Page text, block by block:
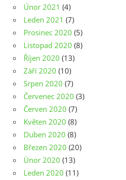
Únor 2021 (4)
Leden 2021 (7)
Prosinec 2020 (5)
Listopad 2020 (8)
Říjen 2020 (13)
Září 2020 (10)
Srpen 2020 (7)
Červenec 2020 (3)
Červen 2020 (7)
Květen 2020 (8)
Duben 2020 (8)
Březen 2020 (20)
Únor 2020 (13)
Leden 2020 (11)